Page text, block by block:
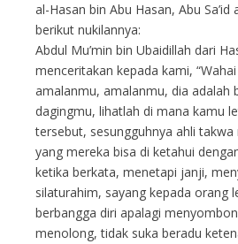
al-Hasan bin Abu Hasan, Abu Sa’id
berikut nukilannya:
Abdul Mu’min bin Ubaidillah dari
menceritakan kepada kami,
amalanmu, amalanmu, dia adalah
dagingmu, lihatlah di mana kamu
tersebut, sesungguhnya ahli
yang mereka bisa di ketahui
ketika berkata, menetapi janji,
silaturahim, sayang kepada orang
berbangga diri apalagi
menolong, tidak suka beradu